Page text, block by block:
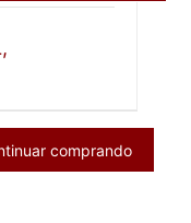
comprando